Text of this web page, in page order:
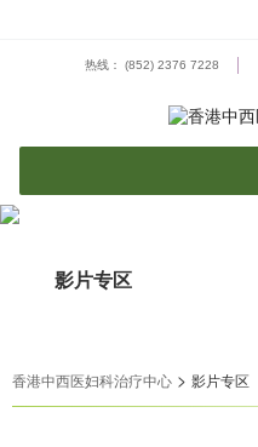
热线： (852) 2376 7228
影片专区
香港中西医妇科治疗中心 > 影片专区